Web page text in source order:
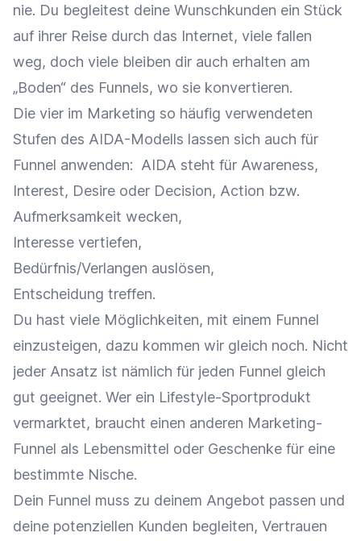
nie. Du begleitest deine Wunschkunden ein Stück
auf ihrer Reise durch das Internet, viele fallen
weg, doch viele bleiben dir auch erhalten am
„Boden“ des Funnels, wo sie konvertieren.
Die vier im Marketing so häufig verwendeten
Stufen des AIDA-Modells lassen sich auch für
Funnel anwenden: AIDA steht für Awareness,
Interest, Desire oder Decision, Action bzw.
Aufmerksamkeit wecken,
Interesse vertiefen,
Bedürfnis/Verlangen auslösen,
Entscheidung treffen.
Du hast viele Möglichkeiten, mit einem Funnel
einzusteigen, dazu kommen wir gleich noch. Nicht
jeder Ansatz ist nämlich für jeden Funnel gleich
gut geeignet. Wer ein Lifestyle-Sportprodukt
vermarktet, braucht einen anderen Marketing-
Funnel als Lebensmittel oder Geschenke für eine
bestimmte Nische.
Dein Funnel muss zu deinem Angebot passen und
deine potenziellen Kunden begleiten, Vertrauen